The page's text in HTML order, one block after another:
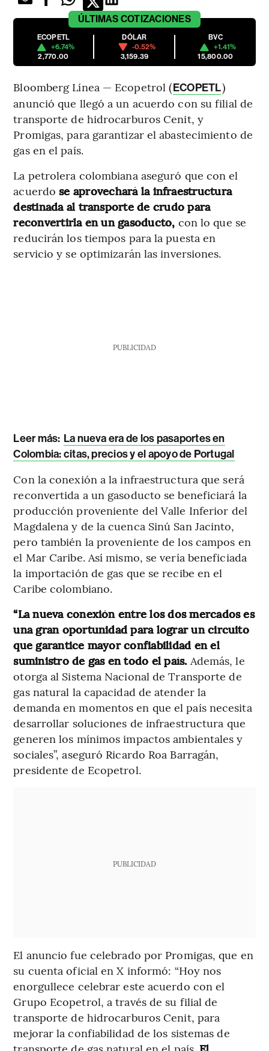
ÚLTIMAS COTIZACIONES
ECOPETL
+6.74%
2,770.00
DÓLAR
-0.52%
3,159.39
BVC
+1.41%
15,800.00
Bloomberg Línea — Ecopetrol (ECOPETL)
anunció que llegó a un acuerdo con su filial de
transporte de hidrocarburos Cenit, y
Promigas, para garantizar el abastecimiento de
gas en el país.
La petrolera colombiana aseguró que con el
acuerdose aprovechará la infraestructura
destinada al transporte de crudo para
reconvertirla en un gasoducto, con lo que se
reducirán los tiempos para la puesta en
servicio y se optimizarán las inversiones.
PUBLICIDAD
Leer más: La nueva era de los pasaportes en
Colombia: citas, precios y el apoyo de Portugal
Con la conexión a la infraestructura que será
reconvertida a un gasoducto se beneficiará la
producción proveniente del Valle Inferior del
Magdalena y de la cuenca Sinú San Jacinto,
pero también la proveniente de los campos en
el Mar Caribe. Así mismo, se vería beneficiada
la importación de gas que se recibe en el
Caribe colombiano.
“La nueva conexión entre los dos mercados es
una gran oportunidad para lograr un circuito
que garantice mayor confiabilidad en el
suministro de gas en todo el país. Además, le
otorga al Sistema Nacional de Transporte de
gas natural la capacidad de atender la
demanda en momentos en que el país necesita
desarrollar soluciones de infraestructura que
generen los mínimos impactos ambientales y
sociales”, aseguró Ricardo Roa Barragán,
presidente de Ecopetrol.
PUBLICIDAD
El anuncio fue celebrado por Promigas, que en
su cuenta oficial en X informó: “Hoy nos
enorgullece celebrar este acuerdo con el
Grupo Ecopetrol, a través de su filial de
transporte de hidrocarburos Cenit, para
mejorar la confiabilidad de los sistemas de